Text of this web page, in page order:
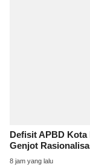
Defisit APBD
Genjot
8 jam yang lalu